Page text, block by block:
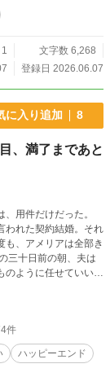
文字数 6,268
登録日 2026.06.07
に入り追加 8
、満了まであと
用件だけだった。
われた契約結婚。それ
も、アメリアは全部き
のように任せていい
。 隣領の伯
。ア
件
ハッピーエンド